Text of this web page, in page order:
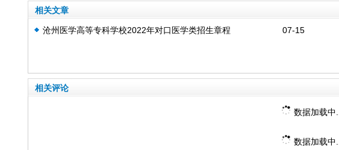
相关文章
07-15
沧州医学高等专科学校2022年对口医学类招生章程
相关评论
数据加载中...
数据加载中...